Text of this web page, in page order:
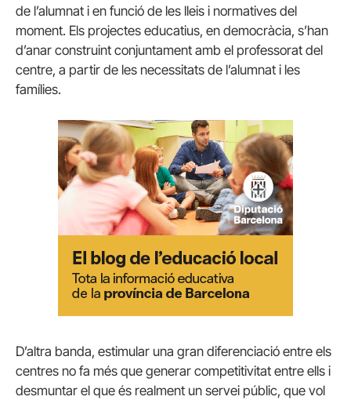
de l’alumnat i en funció de les lleis i normatives del
moment. Els projectes educatius, en democràcia, s’han
d’anar construint conjuntament amb el professorat del
centre, a partir de les necessitats de l’alumnat i les
famílies.
D’altra banda, estimular una gran diferenciació entre els
centres no fa més que generar competitivitat entre ells i
desmuntar el que és realment un servei públic, que vol